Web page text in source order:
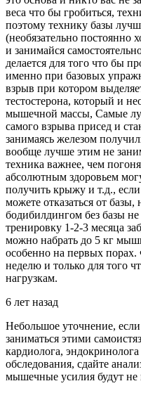
веса что бы гробиться,
поэтому технику базы
(необязательно постоянно
и занимайся
делается для того что бы
именно при базовых
взрыв при котором
тестостерона, который и
мышечной массы, Самые
самого взрыва присед и
занимаясь железом
вообще лучше этим не
техника важнее, чем
абсолютным здоровьем
получить крыжу и т.д.,
можете отказаться от
бодибилдингом без базы не
тренировку 1-2-3 месяца
можно набрать до 5 кг
особенно на первых
неделю и только для того
нагрузкам.
6 лет назад
Небольшое уточнение,
заниматься этими
кардиолога,
обследования, сдайте
мышечные усилия будут не